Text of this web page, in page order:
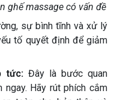
ghế massage có vấn đề
sự bình tĩnh và xử lý
tố quyết định để giảm
tức: Đây là bước quan
Hãy rút phích cắm